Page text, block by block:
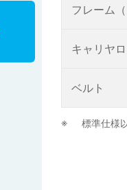
フレーム
キャリヤ
ベルト
標準仕様